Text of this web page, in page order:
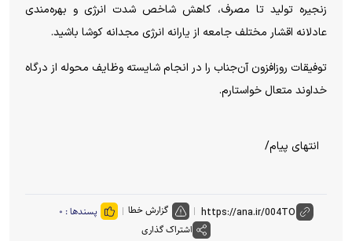
زنجیره تولید تا مصرف، کاهش شاخص شدت انرژی و بهره‌مندی
عادلانه اقشار مختلف جامعه از یارانه انرژی مجدانه کوشا باشید.
توفیقات روزافزون آن‌جناب را در انجام شایسته وظایف محوله از درگاه
خداوند متعال خواستارم.
انتهای پیام/
گزارش خطا پسندها : ۰
اشتراک گذاری